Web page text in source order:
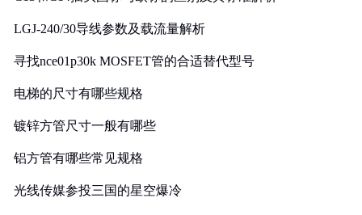
LGJ-240/30导线参数及载流量解析
寻找nce01p30k MOSFET管的合适替代型号
电梯的尺寸有哪些规格
镀锌方管尺寸一般有哪些
铝方管有哪些常见规格
光线传媒参投三国的星空爆冷